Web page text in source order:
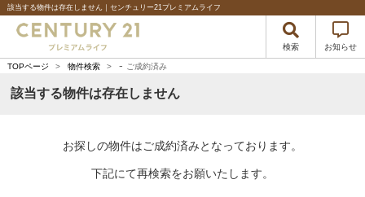
該当する物件は存在しません｜センチュリー21プレミアムライフ
検索 お知らせ
TOPページ > 物件検索 > - ご成約済み
該当する物件は存在しません
お探しの物件はご成約済みとなっております。
下記にて再検索をお願いたします。